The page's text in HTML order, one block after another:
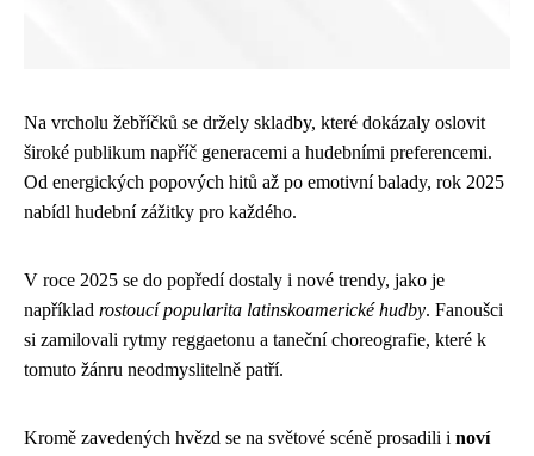
Na vrcholu žebříčků se držely skladby, které dokázaly oslovit
široké publikum napříč generacemi a hudebními preferencemi.
Od energických popových hitů až po emotivní balady, rok 2025
nabídl hudební zážitky pro každého.
V roce 2025 se do popředí dostaly i nové trendy, jako je
například rostoucí popularita latinskoamerické hudby. Fanoušci
si zamilovali rytmy reggaetonu a taneční choreografie, které k
tomuto žánru neodmyslitelně patří.
Kromě zavedených hvězd se na světové scéně prosadili i noví